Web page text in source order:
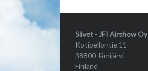
Siivet - JFI Airshow Oy
Kotipellontie 11
38800 Jämijärvi
Finland